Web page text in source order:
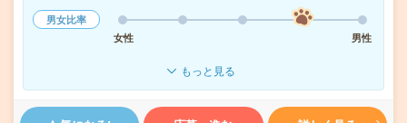
男女比率
女性
男性
もっと見る